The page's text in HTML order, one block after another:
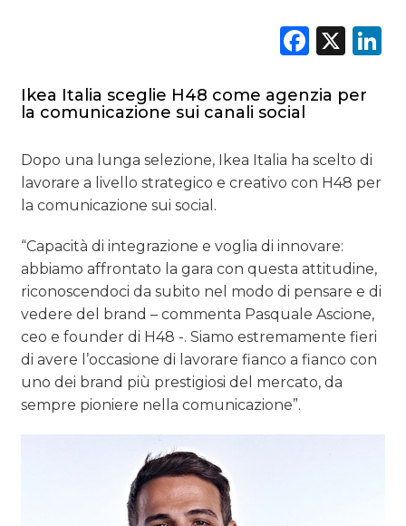
DATI
RICERCHE
PREVISIONI/SCENARI
NORMATIVE
TREND
X
Ikea Italia sceglie H48 come agenzia per
la comunicazione sui canali social
Dopo una lunga selezione, Ikea Italia ha scelto di
lavorare a livello strategico e creativo con H48 per
la comunicazione sui social.
“Capacità di integrazione e voglia di innovare:
abbiamo affrontato la gara con questa attitudine,
riconoscendoci da subito nel modo di pensare e di
vedere del brand – commenta Pasquale Ascione,
ceo e founder di H48 -. Siamo estremamente fieri
di avere l’occasione di lavorare fianco a fianco con
uno dei brand più prestigiosi del mercato, da
sempre pioniere nella comunicazione”.